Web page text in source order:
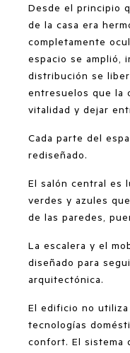
Desde el principio
de la casa era
completamente
espacio se amplió,
distribución se
entresuelos que la
vitalidad y dejar
Cada parte del
rediseñado.
El salón central es
verdes y azules
de las paredes,
La escalera y el
diseñado para
arquitectónica.
El edificio no
tecnologías
confort. El sistema